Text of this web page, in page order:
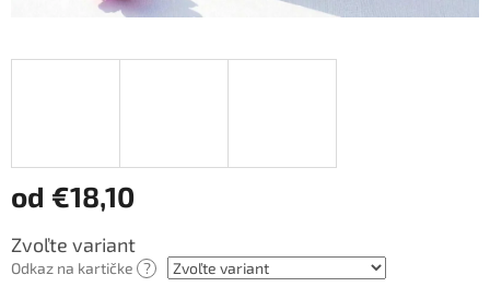
od €18,10
Jednotková
cena:
Zvoľte variant
Odkaz na kartičke ?